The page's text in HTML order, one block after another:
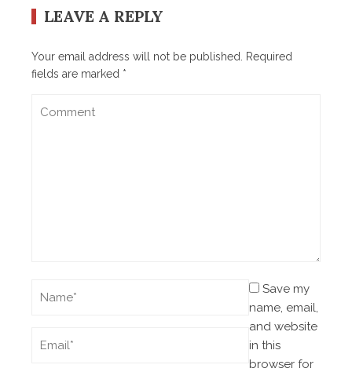
LEAVE A REPLY
Your email address will not be published.
Required
fields are marked *
Save my
name, email,
and website
in this
browser for